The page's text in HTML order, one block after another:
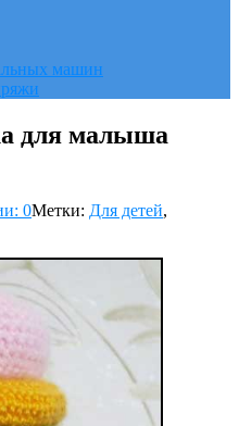
машин
для малыша
0Метки: Для детей,